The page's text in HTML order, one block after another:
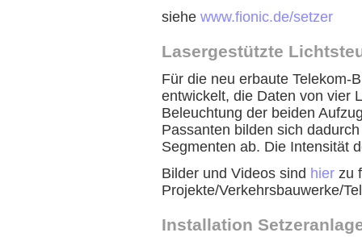
siehe www.fionic.de/setzer
Lasergestützte
Für die neu erbaute Telekom-
entwickelt, die Daten von vier
Beleuchtung der beiden
Passanten bilden sich
Segmenten ab. Die Intensität
Bilder und Videos sind hier zu
Projekte/Verkehrsbauwerke/
Installation